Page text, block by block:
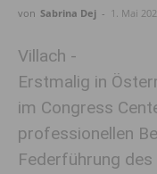
von Sabrina Dej - 1. Mai
Villach -
Erstmalig in
im Congress
professionellen
Federführung